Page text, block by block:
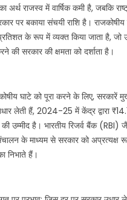
अर्थ राजस्व में वार्षिक कमी है, जबकि
पर बकाया संचयी राशि है।
के रूप में व्यक्त किया जाता है, जो
की सरकार की क्षमता को दर्शाता है।
घाटे को पूरा करने के लिए, सरकारें
लेती हैं, 2024-25 में केंद्र द्वारा
उम्मीद है। भारतीय रिजर्व बैंक
के माध्यम से सरकार को
निभाते हैं।